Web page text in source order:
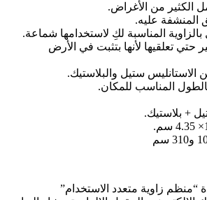
المنشفة عليه.
بالزاوية المناسبة لكِ لاستخدامها شماعة.
حتي تعلقيها لأنها بتثبت في الأرض
الاستانليس ستيل والبلاستيك.
المناسب للمكان.
+ بلاستيك.